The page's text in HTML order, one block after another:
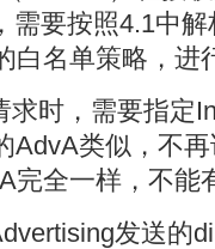
需要按照4.1中
白名单策略，进
求时，需要指定
AdvA类似，不
完全一样，不能
发送的